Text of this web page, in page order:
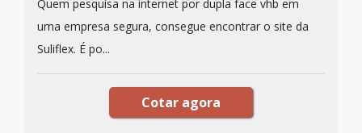
Quem pesquisa na internet por dupla face vhb em
uma empresa segura, consegue encontrar o site da
Suliflex. É po...
Cotar agora